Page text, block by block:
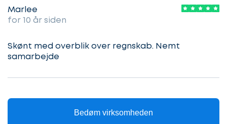
Marlee
for 10 år siden
Skønt med overblik over regnskab. Nemt
samarbejde
Bedøm virksomheden
sag
i
gang
Hvilken
søger